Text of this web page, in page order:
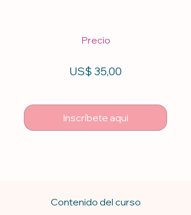
Precio
US$ 35,00
Inscríbete aqui
Contenido del curso